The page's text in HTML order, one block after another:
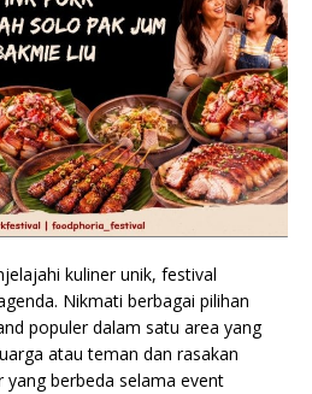
kuliner unik, festival
Nikmati berbagai pilihan
populer dalam satu area yang
atau teman dan rasakan
berbeda selama event